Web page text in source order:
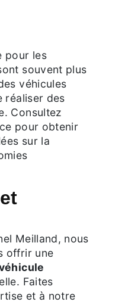
pour les
souvent plus
véhicules
réaliser des
Consultez
pour obtenir
sur la
Meilland, nous
offrir une
Faites
et à notre